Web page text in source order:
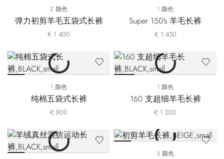
2 颜色
弹力初剪羊毛五袋式长裤
€ 1.400
1 颜色
Super 150's 羊毛长裤
€ 1.450
1 颜色
纯棉五袋式长裤
€ 800
1 颜色
160 支超细羊毛长裤
€ 1.200
3 颜色